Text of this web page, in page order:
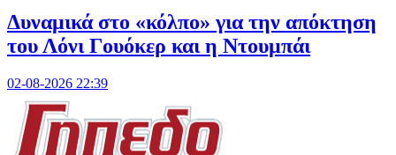
Δυναμικά στο «κόλπο» για την απόκτηση
του Λόνι Γουόκερ και η Ντουμπάι
02-08-2026 22:39